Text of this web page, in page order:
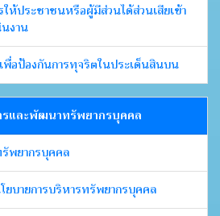
ให้ประชาชนหรือผู้มีส่วนได้ส่วนเสียเข้า
งาน
พื่อป้องกันการทุจริตในประเด็นสินบน
รและพัฒนาทรัพยากรบุคคล
พยากรบุคคล
ยบายการบริหารทรัพยากรบุคคล